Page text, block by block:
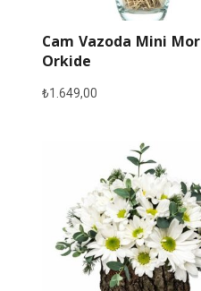
Cam Vazoda Mini Mor
Orkide
₺1.649,00